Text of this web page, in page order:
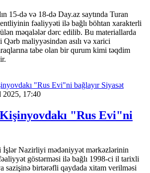
15-də və 18-də Day.az saytında Turan
fəaliyyəti ilə bağlı böhtan xarakterli
məqalələr dərc edilib. Bu materiallarda
maliyyəsindən asılı və xarici
tabe olan bir qurum kimi təqdim
Siyasət
2025, 17:40
"Rus Evi"ni
Nazirliyi mədəniyyət mərkəzlərinin
göstərməsi ilə bağlı 1998-ci il tarixli
sazişinə birtərəfli qaydada xitam verilməsi